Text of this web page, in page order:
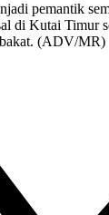
pemantik
di Kutai Timur
(ADV/MR)